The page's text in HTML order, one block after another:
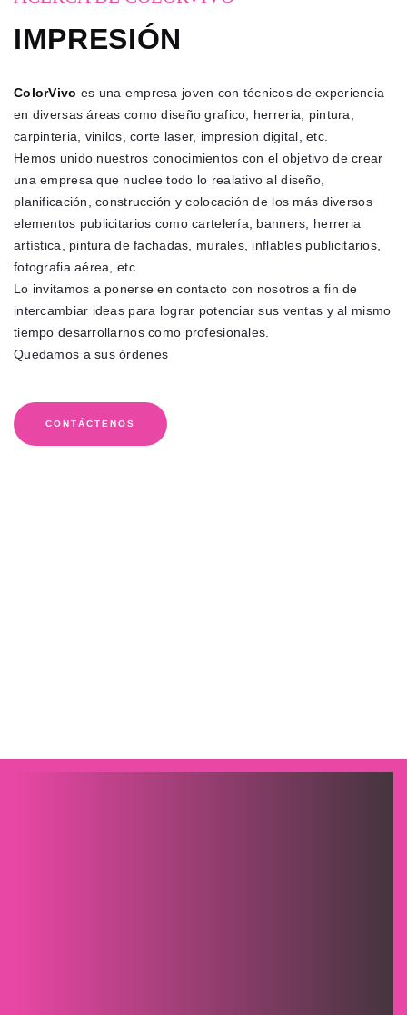
IMPRESIÓN
ColorVivo es una empresa joven con técnicos de experiencia
en diversas áreas como diseño grafico, herreria, pintura,
carpinteria, vinilos, corte laser, impresion digital, etc.
Hemos unido nuestros conocimientos con el objetivo de crear
una empresa que nuclee todo lo realativo al diseño,
planificación, construcción y colocación de los más diversos
elementos publicitarios como cartelería, banners, herreria
artística, pintura de fachadas, murales, inflables publicitarios,
fotografia aérea, etc
Lo invitamos a ponerse en contacto con nosotros a fin de
intercambiar ideas para lograr potenciar sus ventas y al mismo
tiempo desarrollarnos como profesionales.
Quedamos a sus órdenes
CONTÁCTENOS